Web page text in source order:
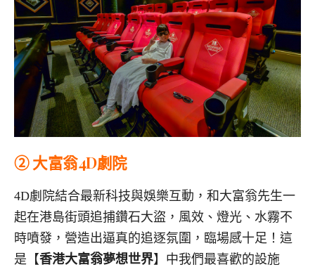
② 大富翁4D劇院
4D劇院結合最新科技與娛樂互動，和大富翁先生一
起在港島街頭追捕鑽石大盜，風效、燈光、水霧不
時噴發，營造出逼真的追逐氛圍，臨場感十足！這
是【香港大富翁夢想世界】中我們最喜歡的設施